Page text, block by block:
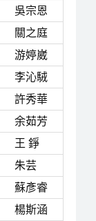
吳宗恩
關之庭
游婷崴
李沁駥
許秀華
余茹芳
王 錚
朱芸
蘇彥睿
楊斯涵